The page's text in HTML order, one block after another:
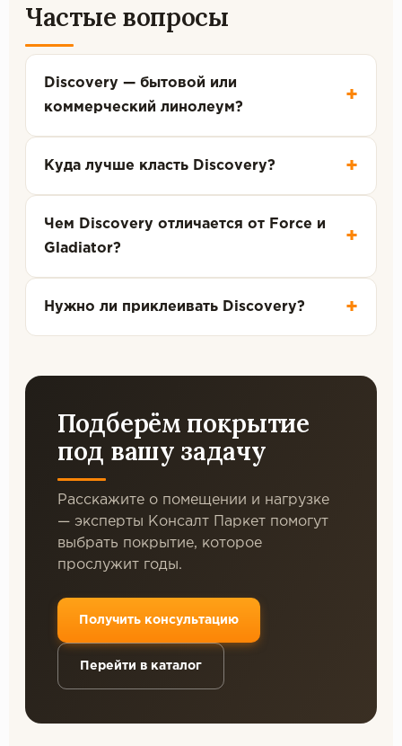
Частые вопросы
Discovery — бытовой или
коммерческий линолеум?
+
Куда лучше класть Discovery? +
Чем Discovery отличается от Force и
Gladiator?
+
Нужно ли приклеивать Discovery? +
Подберём покрытие
под вашу задачу
Расскажите о помещении и нагрузке
— эксперты Консалт Паркет помогут
выбрать покрытие, которое
прослужит годы.
Получить консультацию
Перейти в каталог